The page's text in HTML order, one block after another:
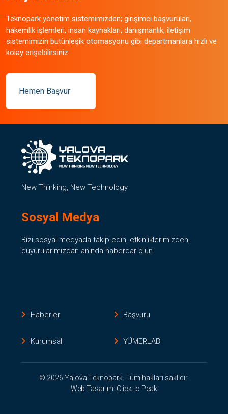
Teknopark yönetim sistemimizden; girişimci başvuruları,
hakemlik işlemleri, insan kaynakları, danışmanlık, iletişim
sistemimizin butünleşik otomasyonu gibi departmanlara hızlı ve
kolay erişebilirsiniz.
Hemen Başvur
New Thinking, New Technology
Sosyal Medya
Bizi sosyal medyada takip edin, etkinliklerimizden,
duyurularımızdan anında haberdar olun.
Haberler Başvuru
Kurumsal YÜMERLAB
© 2026 Yalova Teknopark. Tüm hakları saklıdır.
Web Tasarım: Click to Peak